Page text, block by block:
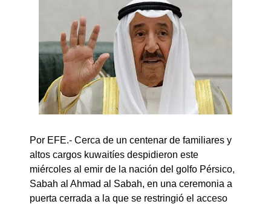
Por EFE.- Cerca de un centenar de familiares y
altos cargos kuwaitíes despidieron este
miércoles al emir de la nación del golfo Pérsico,
Sabah al Ahmad al Sabah, en una ceremonia a
puerta cerrada a la que se restringió el acceso